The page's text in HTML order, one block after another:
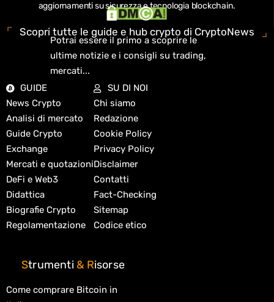
aggiornamenti su sicurezza e tecnologia blockchain.
Scopri tutte le guide e hub crypto di CryptoNews
Potrai essere il primo a scoprire le
ultime notizie e i consigli su trading,
mercati...
GUIDE
News Crypto
Analisi di mercato
Guide Crypto
Exchange
Mercati e quotazioni
DeFi e Web3
Didattica
Biografie Crypto
Regolamentazione
SU DI NOI
Chi siamo
Redazione
Cookie Policy
Privacy Policy
Disclaimer
Contatti
Fact-Checking
Sitemap
Codice etico
Strumenti & Risorse
Come comprare Bitcoin in